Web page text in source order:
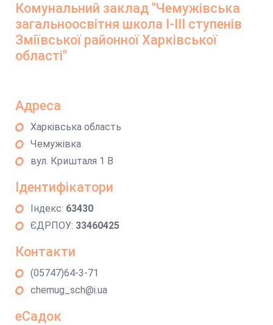
Комунальний заклад "Чемужівська
загальноосвітня школа І-ІІІ ступенів
Зміївської районної Харківської
області"
Адреса
Харківська область
Чемужівка
вул. Кришталя 1 В
Ідентифікатори
Індекс: 63430
ЄДРПОУ: 33460425
Контакти
(05747)64-3-71
chemug_sch@i.ua
еСадок